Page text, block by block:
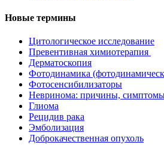
Новые термины
Цитологическое исследование
Превентивная химиотерапия
Дерматоскопия
Фотодинамика
Фотосенсибилизаторы
Невринома: причины,
Глиома
Рецидив рака
Эмболизация
Доброкачественная опухоль